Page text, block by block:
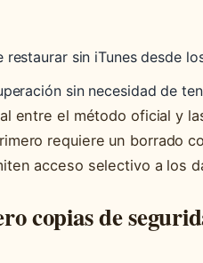
sin iTunes desde
sin necesidad de
entre el método oficial y
requiere un borrado
acceso selectivo a los
copias de